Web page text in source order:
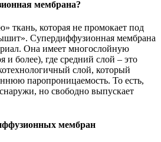
мембрана?
ткань, которая не промокает под
Супердиффузионная мембрана
Она имеет многослойную
и более), где средний слой – это
слой, который
паропроницаемость. То есть,
но свободно выпускает
мембран